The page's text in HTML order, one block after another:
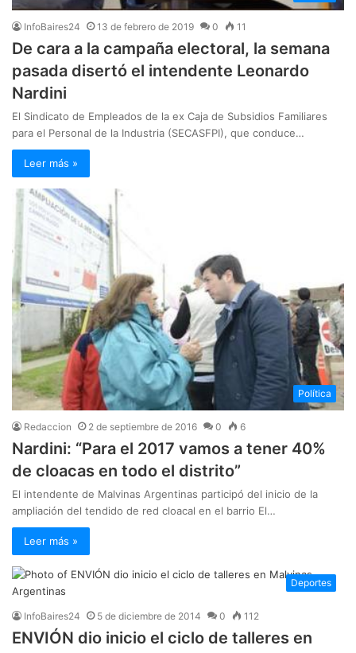
InfoBaires24 13 de febrero de 2019 0 11
De cara a la campaña electoral, la semana
pasada disertó el intendente Leonardo
Nardini
El Sindicato de Empleados de la ex Caja de Subsidios Familiares
para el Personal de la Industria (SECASFPI), que conduce…
Leer más »
Política
Redaccion 2 de septiembre de 2016 0 6
Nardini: “Para el 2017 vamos a tener 40%
de cloacas en todo el distrito”
El intendente de Malvinas Argentinas participó del inicio de la
ampliación del tendido de red cloacal en el barrio El…
Leer más »
Deportes
InfoBaires24 5 de diciembre de 2014 0 112
ENVIÓN dio inicio el ciclo de talleres en